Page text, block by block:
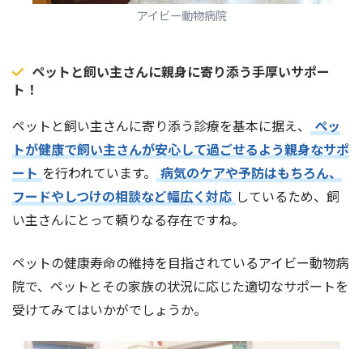
アイビー動物病院
ペットと飼い主さんに親身に寄り添う手厚いサポー
ト！
ペットと飼い主さんに寄り添う診療を基本に据え、
ペッ
トが健康で飼い主さんが安心して過ごせるよう親身なサポ
ート を行われています。
病気のケアや予防はもちろん、
フードやしつけの相談など幅広く対応 しているため、飼
い主さんにとって頼りなる存在ですね。
ペットの健康寿命の維持を目指されているアイビー動物病
院で、ペットとその家族の状況に応じた適切なサポートを
受けてみてはいかがでしょうか。